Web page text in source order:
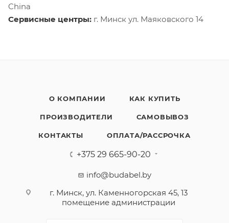
China
Сервисные центры: г. Минск ул. Маяковского 14
О КОМПАНИИ КАК КУПИТЬ
ПРОИЗВОДИТЕЛИ САМОВЫВОЗ
КОНТАКТЫ ОПЛАТА/РАССРОЧКА
+375 29 665-90-20
info@budabel.by
г. Минск, ул. Каменногорская 45, 13
помещение администрации